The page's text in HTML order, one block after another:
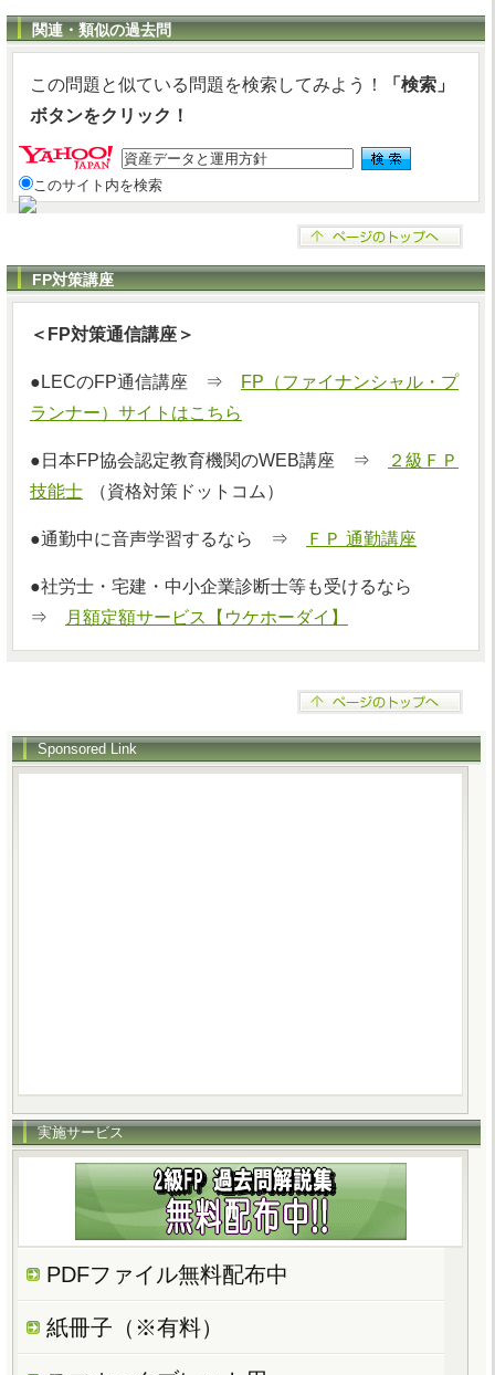
関連・類似の過去問
この問題と似ている問題を検索してみよう！
「検索」
ボタンをクリック！
このサイト内を検索
FP対策講座
＜FP対策通信講座＞
●LECのFP通信講座 ⇒
FP（ファイナンシャル・プ
ランナー）サイトはこちら
●日本FP協会認定教育機関のWEB講座 ⇒
２級ＦＰ
技能士
（資格対策ドットコム）
●通勤中に音声学習するなら ⇒ ＦＰ 通勤講座
●社労士・宅建・中小企業診断士等も受けるなら
⇒
月額定額サービス【ウケホーダイ】
Sponsored Link
実施サービス
PDFファイル無料配布中
紙冊子（※有料）